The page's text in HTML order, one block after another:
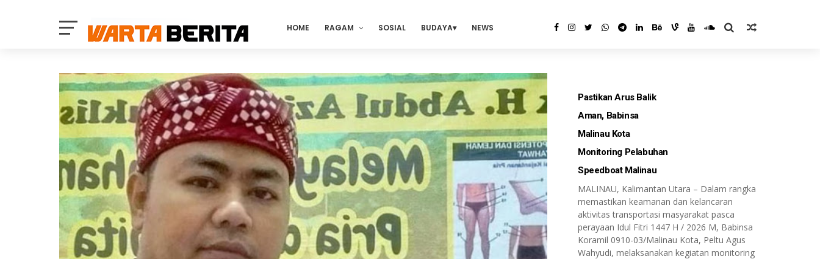
HOME RAGAM SOSIAL BUDAYA NEWS
Pastikan Arus Balik
Aman, Babinsa
Malinau Kota
Monitoring Pelabuhan
Speedboat Malinau
MALINAU, Kalimantan Utara – Dalam rangka
memastikan keamanan dan kelancaran
aktivitas transportasi masyarakat pasca
perayaan Idul Fitri 1447 H / 2026 M, Babinsa
Koramil 0910-03/Malinau Kota, Peltu Agus
Wahyudi, melaksanakan kegiatan monitoring